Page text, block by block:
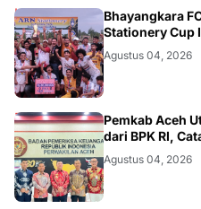
SPORT
Bhayangkara
Stationery Cup
Agustus 04, 2026
ACEH
Pemkab Aceh
dari BPK RI,
Agustus 04, 2026